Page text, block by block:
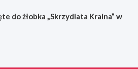
do żłobka „Skrzydlata Kraina” w